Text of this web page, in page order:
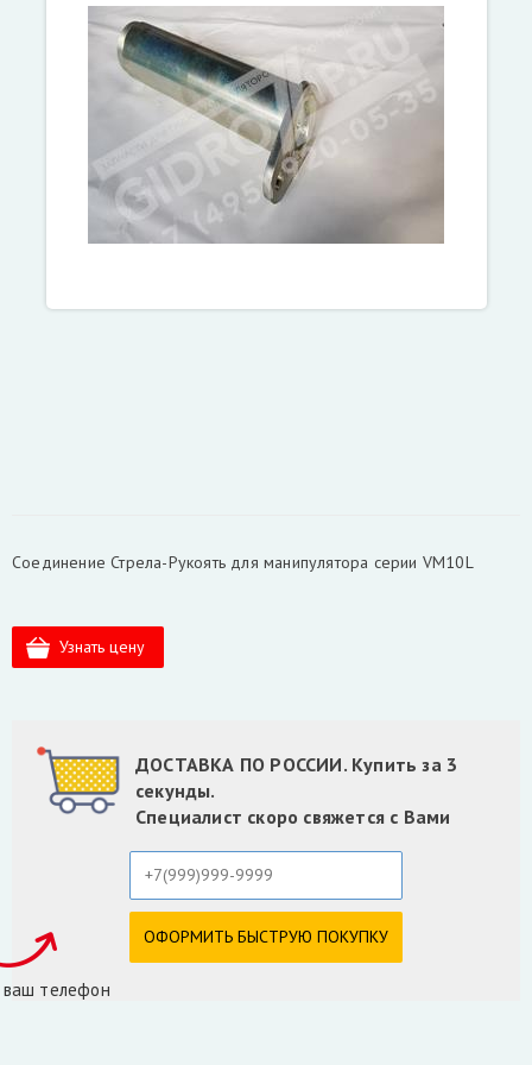
Соединение Стрела-Рукоять для манипулятора серии VM10L
ДОСТАВКА ПО РОССИИ. Купить за 3
секунды.
Специалист скоро свяжется с Вами
телефон